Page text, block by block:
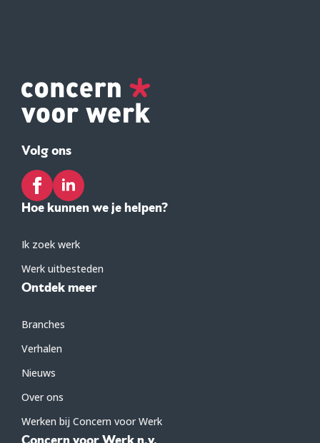
Volg ons
Hoe kunnen we je helpen?
Ik zoek werk
Werk uitbesteden
Ontdek meer
Branches
Verhalen
Nieuws
Over ons
Werken bij Concern voor Werk